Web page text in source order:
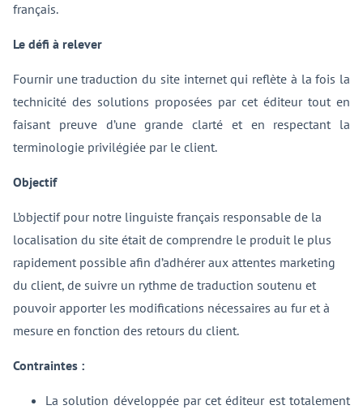
français.
Le défi à relever
Fournir une traduction du site internet qui reflète à la fois la
technicité des solutions proposées par cet éditeur tout en
faisant preuve d’une grande clarté et en respectant la
terminologie privilégiée par le client.
Objectif
L’objectif pour notre linguiste français responsable de la
localisation du site était de comprendre le produit le plus
rapidement possible afin d’adhérer aux attentes marketing
du client, de suivre un rythme de traduction soutenu et
pouvoir apporter les modifications nécessaires au fur et à
mesure en fonction des retours du client.
Contraintes :
La solution développée par cet éditeur est totalement